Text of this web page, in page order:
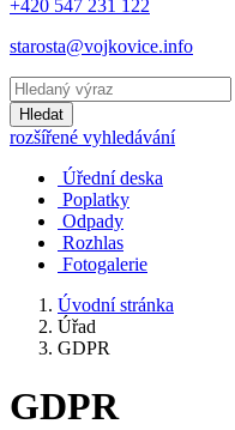
+420 547 231 122
starosta@vojkovice.info
Hledat
rozšířené vyhledávání
Úřední deska
Poplatky
Odpady
Rozhlas
Fotogalerie
Úvodní stránka
Úřad
GDPR
GDPR